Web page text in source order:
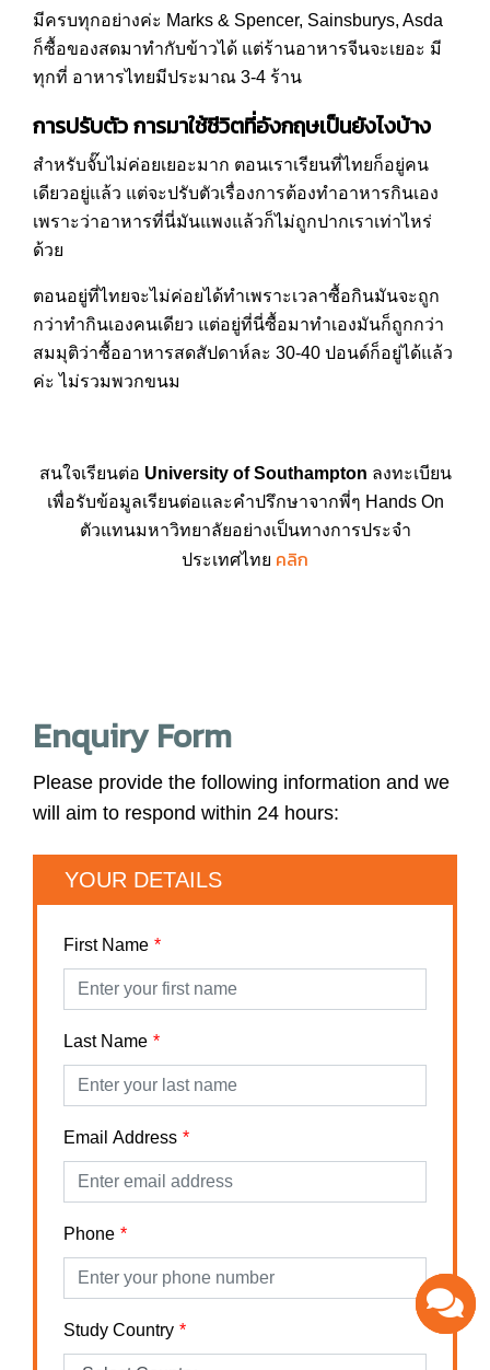
มีครบทุกอย่างค่ะ Marks & Spencer, Sainsburys, Asda
ก็ซื้อของสดมาทำกับข้าวได้ แต่ร้านอาหารจีนจะเยอะ มี
ทุกที่ อาหารไทยมีประมาณ 3-4 ร้าน
การปรับตัว การมาใช้ชีวิตที่อังกฤษเป็นยังไงบ้าง
สำหรับจั๊บไม่ค่อยเยอะมาก ตอนเราเรียนที่ไทยก็อยู่คน
เดียวอยู่แล้ว แต่จะปรับตัวเรื่องการต้องทำอาหารกินเอง
เพราะว่าอาหารที่นี่มันแพงแล้วก็ไม่ถูกปากเราเท่าไหร่
ด้วย
ตอนอยู่ที่ไทยจะไม่ค่อยได้ทำเพราะเวลาซื้อกินมันจะถูก
กว่าทำกินเองคนเดียว แต่อยู่ที่นี่ซื้อมาทำเองมันก็ถูกกว่า
สมมุติว่าซื้ออาหารสดสัปดาห์ละ 30-40 ปอนด์ก็อยู่ได้แล้ว
ค่ะ ไม่รวมพวกขนม
สนใจเรียนต่อ University of Southampton ลงทะเบียน
เพื่อรับข้อมูลเรียนต่อและคำปรึกษาจากพี่ๆ Hands On
ตัวแทนมหาวิทยาลัยอย่างเป็นทางการประจำ
ประเทศไทย คลิก
Enquiry Form
Please provide the following information and we
will aim to respond within 24 hours:
YOUR DETAILS
First Name
Last Name
Email Address
Phone
Study Country